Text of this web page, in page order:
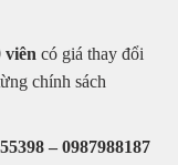
viên có giá thay đổi
chính sách
– 0987988187